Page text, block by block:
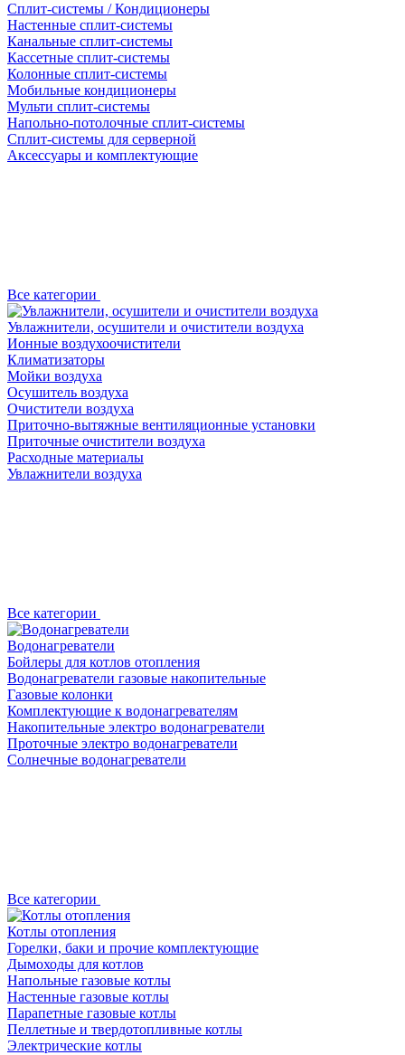
Сплит-системы / Кондиционеры
Настенные сплит-системы
Канальные сплит-системы
Кассетные сплит-системы
Колонные сплит-системы
Мобильные кондиционеры
Мульти сплит-системы
Напольно-потолочные сплит-системы
Сплит-системы для серверной
Аксессуары и комплектующие
Все категории
Увлажнители, осушители и очистители воздуха
Ионные воздухоочистители
Климатизаторы
Мойки воздуха
Осушитель воздуха
Очистители воздуха
Приточно-вытяжные вентиляционные установки
Приточные очистители воздуха
Расходные материалы
Увлажнители воздуха
Все категории
Водонагреватели
Бойлеры для котлов отопления
Водонагреватели газовые накопительные
Газовые колонки
Комплектующие к водонагревателям
Накопительные электро водонагреватели
Проточные электро водонагреватели
Солнечные водонагреватели
Все категории
Котлы отопления
Горелки, баки и прочие комплектующие
Дымоходы для котлов
Напольные газовые котлы
Настенные газовые котлы
Парапетные газовые котлы
Пеллетные и твердотопливные котлы
Электрические котлы